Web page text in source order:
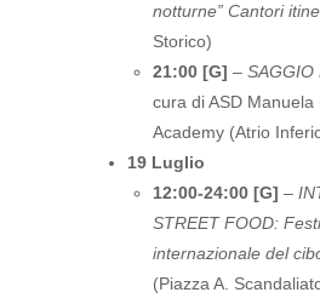
notturne” Cantori
Storico)
21:00 [G] – SAGGIO
cura di ASD Manuela
Academy (Atrio
19 Luglio
12:00-24:00 [G] –
STREET FOOD:
internazionale del
(Piazza A.